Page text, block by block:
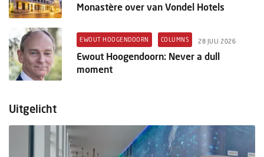
Monastère over van Vondel Hotels
EWOUT HOOGENDOORN COLUMNS 28 JULI 2026
Ewout Hoogendoorn: Never a dull
moment
Uitgelicht